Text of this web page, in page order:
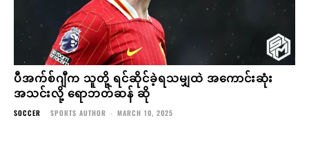
ပီအက်စ်ဂျီက သူတို့ ရင်ဆိုင်ခဲ့ရသမျှထဲ အကောင်းဆုံး
အသင်းလို့ ရောဘတ်ဆန် ဆို
SOCCER SPORTS AUTHOR - MARCH 10, 2025